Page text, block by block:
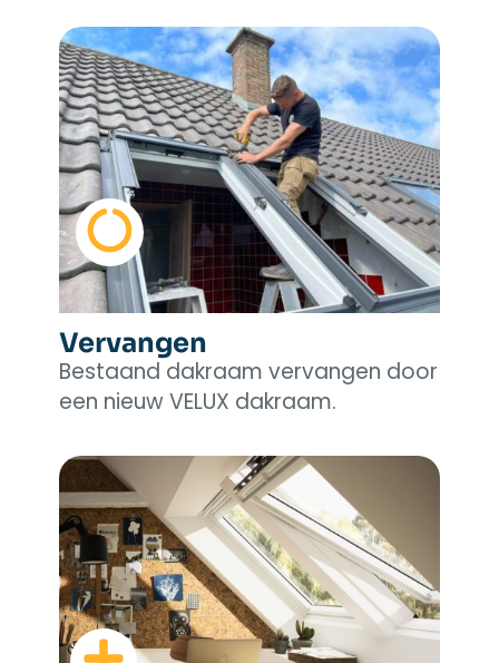
Vervangen
Bestaand dakraam vervangen door
een nieuw VELUX dakraam.